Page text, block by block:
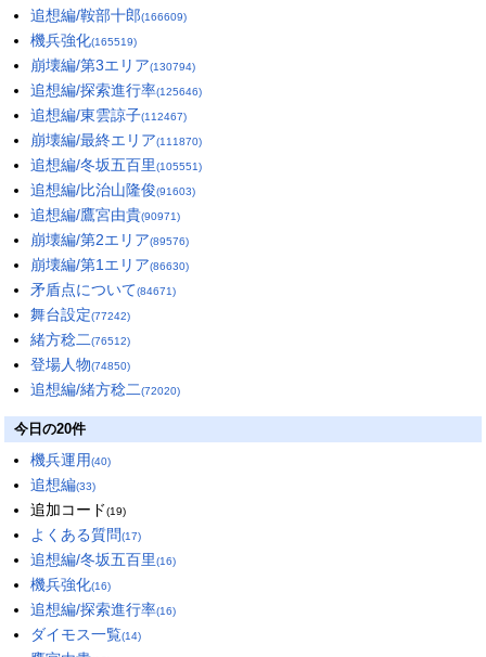
追想編/鞍部十郎(166609)
機兵強化(165519)
崩壊編/第3エリア(130794)
追想編/探索進行率(125646)
追想編/東雲諒子(112467)
崩壊編/最終エリア(111870)
追想編/冬坂五百里(105551)
追想編/比治山隆俊(91603)
追想編/鷹宮由貴(90971)
崩壊編/第2エリア(89576)
崩壊編/第1エリア(86630)
矛盾点について(84671)
舞台設定(77242)
緒方稔二(76512)
登場人物(74850)
追想編/緒方稔二(72020)
今日の20件
機兵運用(40)
追想編(33)
追加コード(19)
よくある質問(17)
追想編/冬坂五百里(16)
機兵強化(16)
追想編/探索進行率(16)
ダイモス一覧(14)